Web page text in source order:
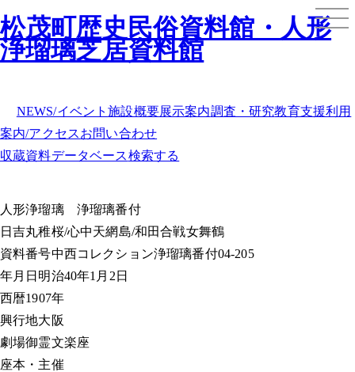
松茂町歴史民俗資料館・人形
浄瑠璃芝居資料館
NEWS/イベント施設概要展示案内調査・研究教育支援利用
案内/アクセスお問い合わせ
収蔵資料データベース検索する
人形浄瑠璃浄瑠璃番付
日吉丸稚桜/心中天網島/和田合戦女舞鶴
資料番号中西コレクション浄瑠璃番付04-205
年月日 明治40年1月2日
西暦1907年
興行地大阪
劇場御霊文楽座
座本・主催